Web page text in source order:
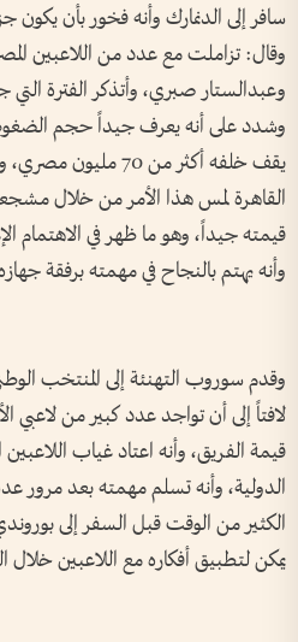
سافر إلى الدنمارك وأنه فخور بأن يكون
وقال: تزاملت مع عدد من اللاعبين
وعبدالستار صبري، وأتذكر الفترة التي
وشدد على أنه يعرف جيداً حجم
يقف خلفه أكثر من 70
القاهرة لمس هذا الأمر من خلال
قيمته جيداً، وهو ما ظهر في الاهتمام
وأنه يهتم بالنجاح في مهمته برفقة
وقدم سوروب التهنئة إلى المنتخب
لافتاً إلى أن تواجد عدد كبير من
قيمة الفريق، وأنه اعتاد غياب
الدولية، وأنه تسلم مهمته بعد مرور
الكثير من الوقت قبل السفر إلى
يمكن لتطبيق أفكاره مع اللاعبين خلال